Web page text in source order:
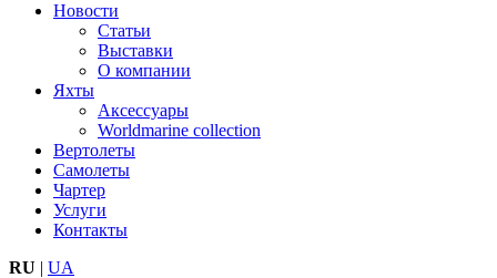
Новости
Статьи
Выставки
О компании
Яхты
Аксессуары
Worldmarine collection
Вертолеты
Самолеты
Чартер
Услуги
Контакты
RU | UA